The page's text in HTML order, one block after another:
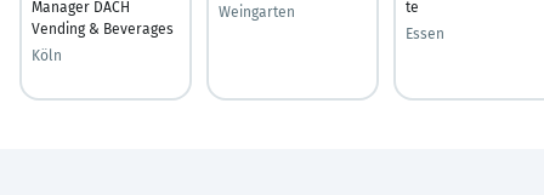
Manager DACH
Vending & Beverages
Köln
Weingarten
te
Essen